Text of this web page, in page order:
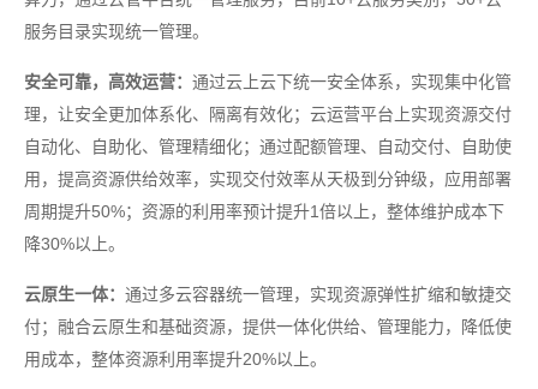
服务目录实现统一管理。
安全可靠，高效运营： 通过云上云下统一安全体系，实现集中化管
理，让安全更加体系化、隔离有效化；云运营平台上实现资源交付
自动化、自助化、管理精细化；通过配额管理、自动交付、自助使
用，提高资源供给效率，实现交付效率从天极到分钟级，应用部署
周期提升50%；资源的利用率预计提升1倍以上，整体维护成本下
降30%以上。
云原生一体： 通过多云容器统一管理，实现资源弹性扩缩和敏捷交
付；融合云原生和基础资源，提供一体化供给、管理能力，降低使
用成本，整体资源利用率提升20%以上。